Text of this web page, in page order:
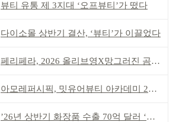
뷰티 유통 제 3지대 ‘오프뷰티’가 떴다
다이소몰 상반기 결산, ‘뷰티’가 이끌었다
페리페라, 2026 올리브영X망그러진 곰 콜라보
아모레퍼시픽, 밋유어뷰티 아카데미 2기 발대식
’26년 상반기 화장품 수출 70억 달러 ‘역대 최고’